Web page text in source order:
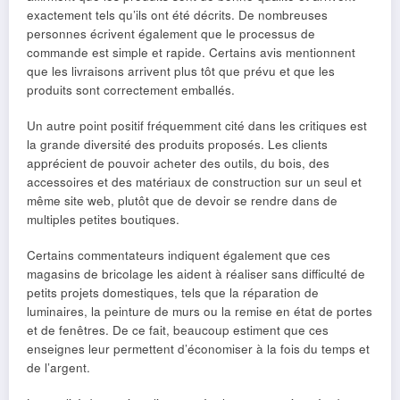
exactement tels qu’ils ont été décrits. De nombreuses
personnes écrivent également que le processus de
commande est simple et rapide. Certains avis mentionnent
que les livraisons arrivent plus tôt que prévu et que les
produits sont correctement emballés.
Un autre point positif fréquemment cité dans les critiques est
la grande diversité des produits proposés. Les clients
apprécient de pouvoir acheter des outils, du bois, des
accessoires et des matériaux de construction sur un seul et
même site web, plutôt que de devoir se rendre dans de
multiples petites boutiques.
Certains commentateurs indiquent également que ces
magasins de bricolage les aident à réaliser sans difficulté de
petits projets domestiques, tels que la réparation de
luminaires, la peinture de murs ou la remise en état de portes
et de fenêtres. De ce fait, beaucoup estiment que ces
enseignes leur permettent d’économiser à la fois du temps et
de l’argent.